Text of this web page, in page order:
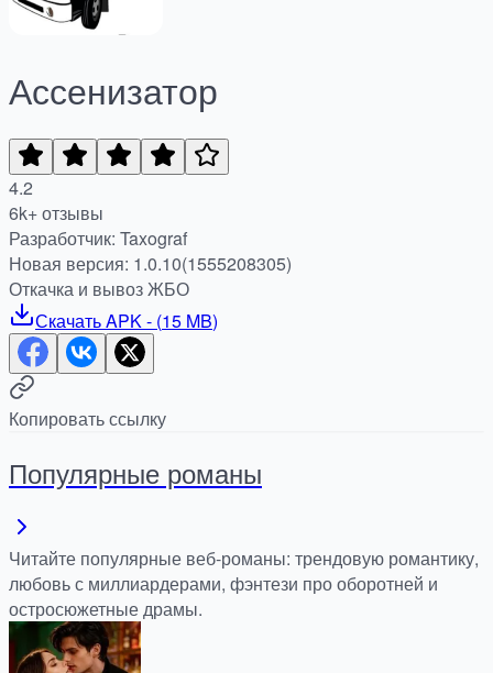
Ассенизатор
4.2
6k+ отзывы
Разработчик: Taxograf
Новая версия: 1.0.10(1555208305)
Откачка и вывоз ЖБО
СкачатьAPK- (15 MB)
Копировать ссылку
Популярные романы
Читайте популярные веб-романы: трендовую романтику,
любовь с миллиардерами, фэнтези про оборотней и
остросюжетные драмы.